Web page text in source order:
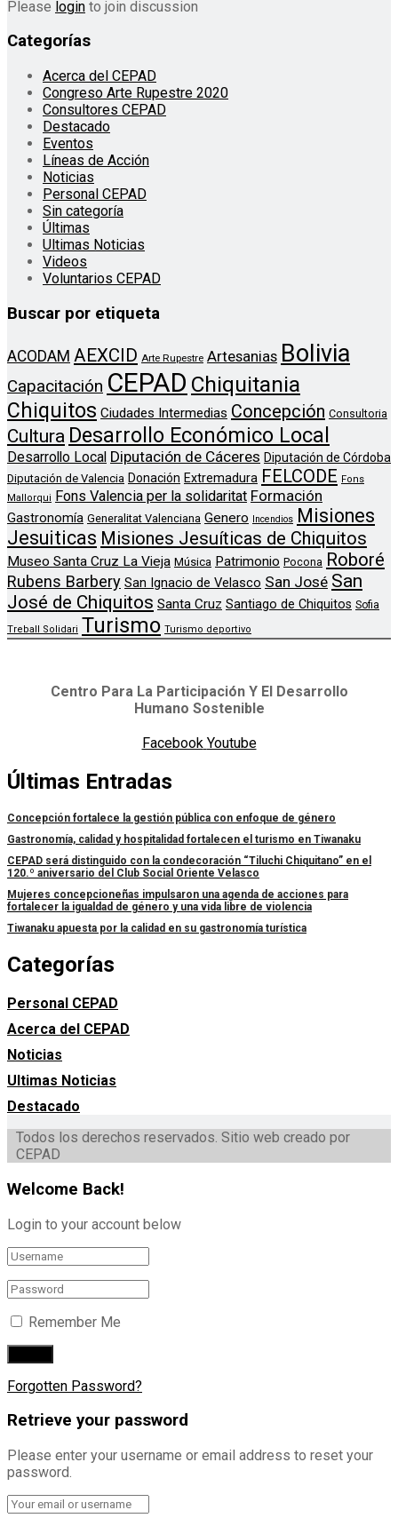
Please login to join discussion
Categorías
Acerca del CEPAD
Congreso Arte Rupestre 2020
Consultores CEPAD
Destacado
Eventos
Líneas de Acción
Noticias
Personal CEPAD
Sin categoría
Últimas
Ultimas Noticias
Videos
Voluntarios CEPAD
Buscar por etiqueta
ACODAM AEXCID Arte Rupestre Artesanias Bolivia
Capacitación CEPAD Chiquitania
Chiquitos Ciudades Intermedias Concepción Consultoria
Cultura Desarrollo Económico Local
Desarrollo Local Diputación de Cáceres Diputación de Córdoba
Diputación de Valencia Donación Extremadura FELCODE Fons
Mallorqui
Fons Valencia per la solidaritat Formación
Gastronomía Generalitat Valenciana Genero Incendios
Misiones
Jesuiticas Misiones Jesuíticas de Chiquitos
Museo Santa Cruz La Vieja Música Patrimonio Pocona Roboré
Rubens Barbery San Ignacio de Velasco San José San
José de Chiquitos Santa Cruz Santiago de Chiquitos Sofia
Treball Solidari Turismo Turismo deportivo
Centro Para La Participación Y El Desarrollo
Humano Sostenible
Facebook Youtube
Últimas Entradas
Concepción fortalece la gestión pública con enfoque de género
Gastronomía, calidad y hospitalidad fortalecen el turismo en Tiwanaku
CEPAD será distinguido con la condecoración “Tiluchi Chiquitano” en el
120.º aniversario del Club Social Oriente Velasco
Mujeres concepcioneñas impulsaron una agenda de acciones para
fortalecer la igualdad de género y una vida libre de violencia
Tiwanaku apuesta por la calidad en su gastronomía turística
Categorías
Personal CEPAD
Acerca del CEPAD
Noticias
Ultimas Noticias
Destacado
Todos los derechos reservados. Sitio web creado por
CEPAD
Welcome Back!
Login to your account below
Remember Me
Forgotten Password?
Retrieve your password
Please enter your username or email address to reset your
password.